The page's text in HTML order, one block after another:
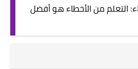
التعلم من الأخطاء هو أفضل